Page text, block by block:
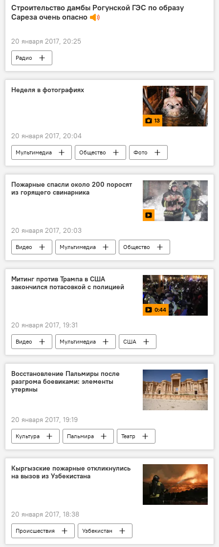
некоммерческие организации
Строительство дамбы Рогунской ГЭС по образу
Сареза очень опасно
20 января 2017, 20:25
Радио
Неделя в фотографиях
13
20 января 2017, 20:04
Мультимедиа Общество Фото
Пожарные спасли около 200 поросят
из горящего свинарника
20 января 2017, 20:03
Видео Мультимедиа
Общество
Россия
пожар
спасение
поросята
Митинг против Трампа в США
закончился потасовкой с полицией
0:44
20 января 2017, 19:31
Видео Мультимедиа
США
Митинг
потасовка
Восстановление Пальмиры после
разгрома боевиками: элементы
утеряны
20 января 2017, 19:19
Культура Пальмира
Театр
восстановление
реставрация
Кыргызские пожарные откликнулись
на вызов из Узбекистана
20 января 2017, 18:38
Происшествия
Узбекистан
Кыргызстан
пожар МЧС